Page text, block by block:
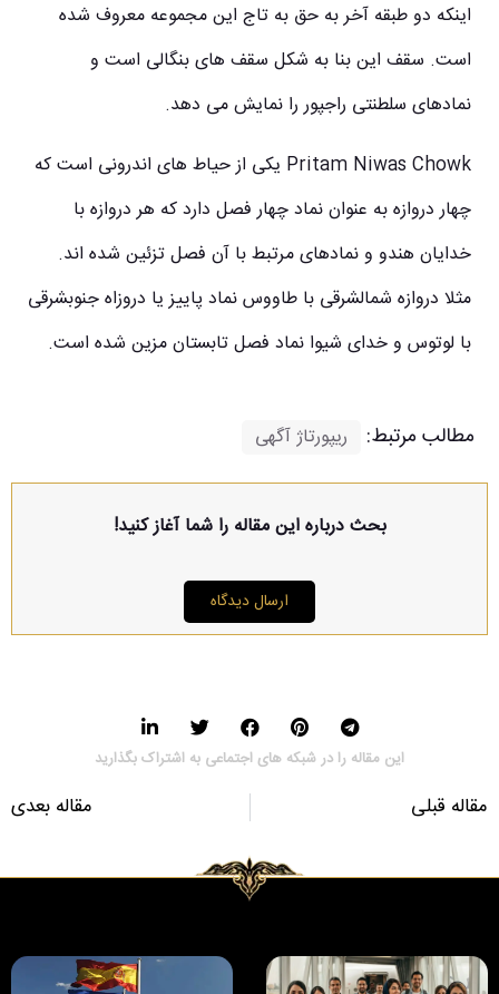
اینکه دو طبقه آخر به حق به تاج این مجموعه معروف شده
است. سقف این بنا به شکل سقف های بنگالی است و
نمادهای سلطنتی راجپور را نمایش می دهد.
Pritam Niwas Chowk یکی از حیاط های اندرونی است که
چهار دروازه به عنوان نماد چهار فصل دارد که هر دروازه با
خدایان هندو و نمادهای مرتبط با آن فصل تزئین شده اند.
مثلا دروازه شمالشرقی با طاووس نماد پاییز یا دروزاه جنوبشرقی
با لوتوس و خدای شیوا نماد فصل تابستان مزین شده است.
مطالب مرتبط: ریپورتاژ آگهی
بحث درباره این مقاله را شما آغاز کنید!
ارسال دیدگاه
این مقاله را در شبکه های اجتماعی به اشتراک بگذارید
مقاله قبلی مقاله بعدی